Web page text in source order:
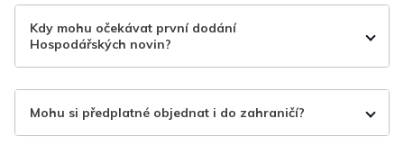
Kdy mohu očekávat první dodání
Hospodářských novin?
Mohu si předplatné objednat i do zahraničí?